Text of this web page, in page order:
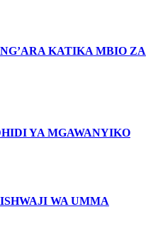
KATIKA MBIO ZA
YA MGAWANYIKO
WA UMMA